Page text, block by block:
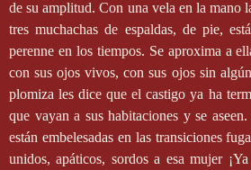
de su amplitud. Con una vela en la mano
tres muchachas de espaldas, de pie,
perenne en los tiempos. Se aproxima a
con sus ojos vivos, con sus ojos sin
plomiza les dice que el castigo ya ha
que vayan a sus habitaciones y se
están embelesadas en las transiciones
unidos, apáticos, sordos a esa mujer